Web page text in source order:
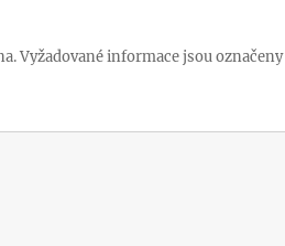
Vyžadované informace jsou označeny